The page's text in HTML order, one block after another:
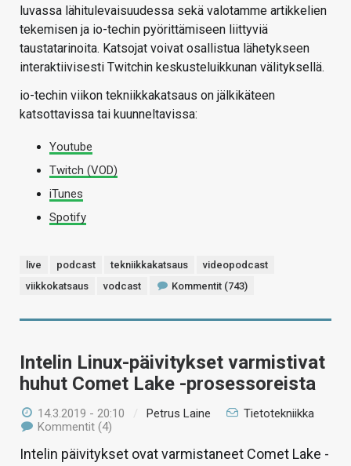
luvassa lähitulevaisuudessa sekä valotamme artikkelien
tekemisen ja io-techin pyörittämiseen liittyviä
taustatarinoita. Katsojat voivat osallistua lähetykseen
interaktiivisesti Twitchin keskusteluikkunan välityksellä.
io-techin viikon tekniikkakatsaus on jälkikäteen
katsottavissa tai kuunneltavissa:
Youtube
Twitch (VOD)
iTunes
Spotify
live podcast tekniikkakatsaus
videopodcast
viikkokatsaus
vodcast Kommentit (743)
Intelin Linux-päivitykset varmistivat
huhut Comet Lake -prosessoreista
14.3.2019 - 20:10 / Petrus Laine
Tietotekniikka
Kommentit (4)
Intelin päivitykset ovat varmistaneet Comet Lake -